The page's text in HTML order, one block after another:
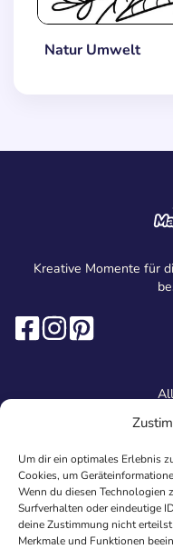
Um dir ein optimales Erlebnis
Cookies, um
Wenn du diesen Technologien
Surfverhalten oder eindeutige
deine Zustimmung nicht
Merkmale und Funktionen
Natur Umwelt
Kreative Momente für